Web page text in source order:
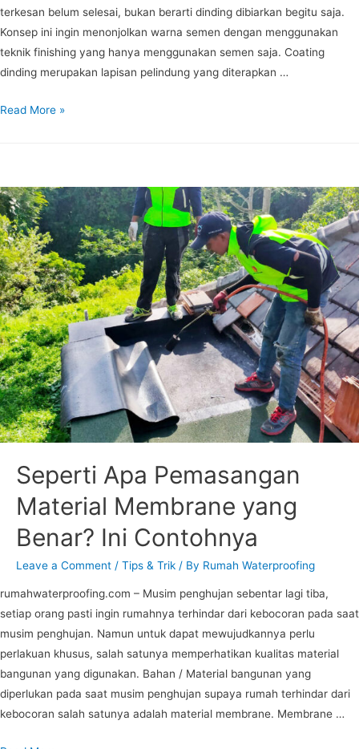
terkesan belum selesai, bukan berarti dinding dibiarkan begitu saja.
Konsep ini ingin menonjolkan warna semen dengan menggunakan
teknik finishing yang hanya menggunakan semen saja. Coating
dinding merupakan lapisan pelindung yang diterapkan …
Read More »
Seperti Apa Pemasangan
Material Membrane yang
Benar? Ini Contohnya
Leave a Comment / Tips & Trik / By Rumah Waterproofing
rumahwaterproofing.com – Musim penghujan sebentar lagi tiba,
setiap orang pasti ingin rumahnya terhindar dari kebocoran pada saat
musim penghujan. Namun untuk dapat mewujudkannya perlu
perlakuan khusus, salah satunya memperhatikan kualitas material
bangunan yang digunakan. Bahan / Material bangunan yang
diperlukan pada saat musim penghujan supaya rumah terhindar dari
kebocoran salah satunya adalah material membrane. Membrane …